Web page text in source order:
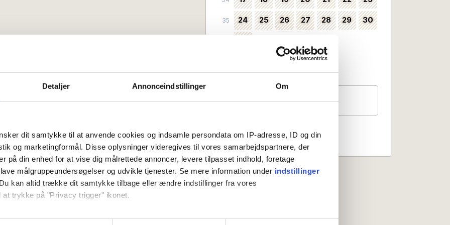
Detaljer Annonceindstillinger Om
dit samtykke til at anvende cookies og indsamle persondata om IP-adresse, ID og din
og marketingformål. Disse oplysninger videregives til vores samarbejdspartnere, der
på din enhed for at vise dig målrettede annoncer, levere tilpasset indhold, foretage
målgruppeundersøgelser og udvikle tjenester. Se mere information under indstillinger
kan altid trække dit samtykke tilbage eller ændre indstillinger fra vores
at trykke på "Privacy trigger" ikonet.
gerne:
från Svaneke Torv.
Svaneke Torv och det vackra
inrett i New York-stil. Välj
med ett perfekt läge i Svaneke.
Torv. Se fram emot de mysiga
finns massor av roliga erbjudanden
med en kall öl på Svaneke Bryghus,
är fylld med delikatesser. Handgjord
Antal sovrum: 2
35 24 25 26 27 28 29 30
Valbart som incheckningsdatum
2 personer